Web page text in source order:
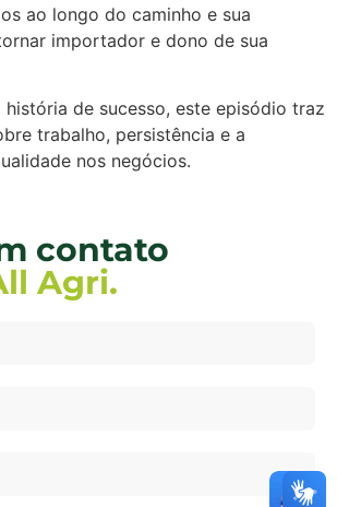
ao longo do caminho e sua
importador e dono de sua
história de sucesso, este episódio traz
trabalho, persistência e a
nos negócios.
contato
Agri.